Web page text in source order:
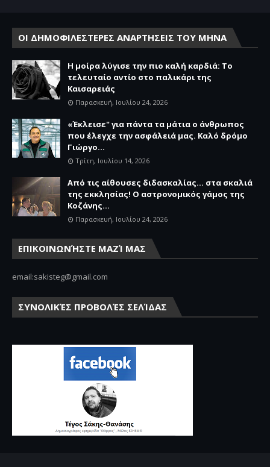
ΟΙ ΔΗΜΟΦΙΛΕΣΤΕΡΕΣ ΑΝΑΡΤΗΣΕΙΣ ΤΟΥ ΜΗΝΑ
Η μοίρα λύγισε την πιο καλή καρδιά: Το
τελευταίο αντίο στο παλικάρι της
Καισαρειάς
Παρασκευή, Ιουλίου 24, 2026
«Έκλεισε" για πάντα τα μάτια ο άνθρωπος
που έλεγχε την ασφάλειά μας. Καλό δρόμο
Γιώργο...
Τρίτη, Ιουλίου 14, 2026
Από τις αίθουσες διδασκαλίας… στα σκαλιά
της εκκλησίας! Ο αστρονομικός γάμος της
Κοζάνης...
Παρασκευή, Ιουλίου 24, 2026
ΕΠΙΚΟΙΝΩΝΉΣΤΕ ΜΑΖΊ ΜΑΣ
email:sakisteg@gmail.com
ΣΥΝΟΛΙΚΈΣ ΠΡΟΒΟΛΈΣ ΣΕΛΊΔΑΣ